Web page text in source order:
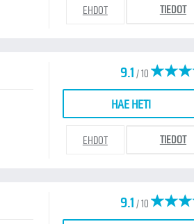
EHDOT TIEDOT
9.1/ 10
HAE HETI
EHDOT TIEDOT
9.1/ 10